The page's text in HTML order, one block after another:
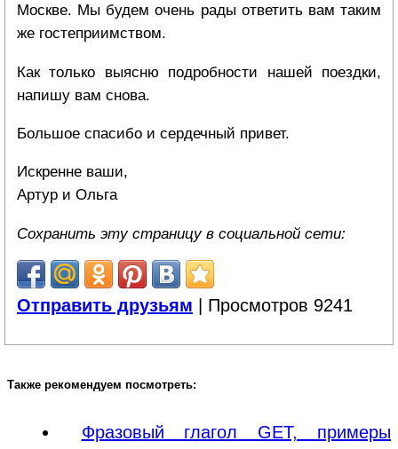
Москве. Мы будем очень рады ответить вам таким
же гостеприимством.
Как только выясню подробности нашей поездки,
напишу вам снова.
Большое спасибо и сердечный привет.
Искренне ваши,
Артур и Ольга
Сохранить эту страницу в социальной сети:
Отправить друзьям | Просмотров 9241
Также рекомендуем посмотреть:
Фразовый глагол GET, примеры